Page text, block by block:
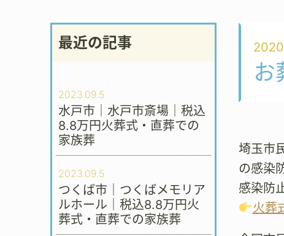
最近の記事
2023.09.5
水戸市｜水戸市斎場｜税込
8.8万円火葬式・直葬での
家族葬
2023.09.5
つくば市｜つくばメモリア
ルホール｜税込8.8万円火
葬式・直葬での家族葬
お
埼玉市
の感染
感染防
火葬